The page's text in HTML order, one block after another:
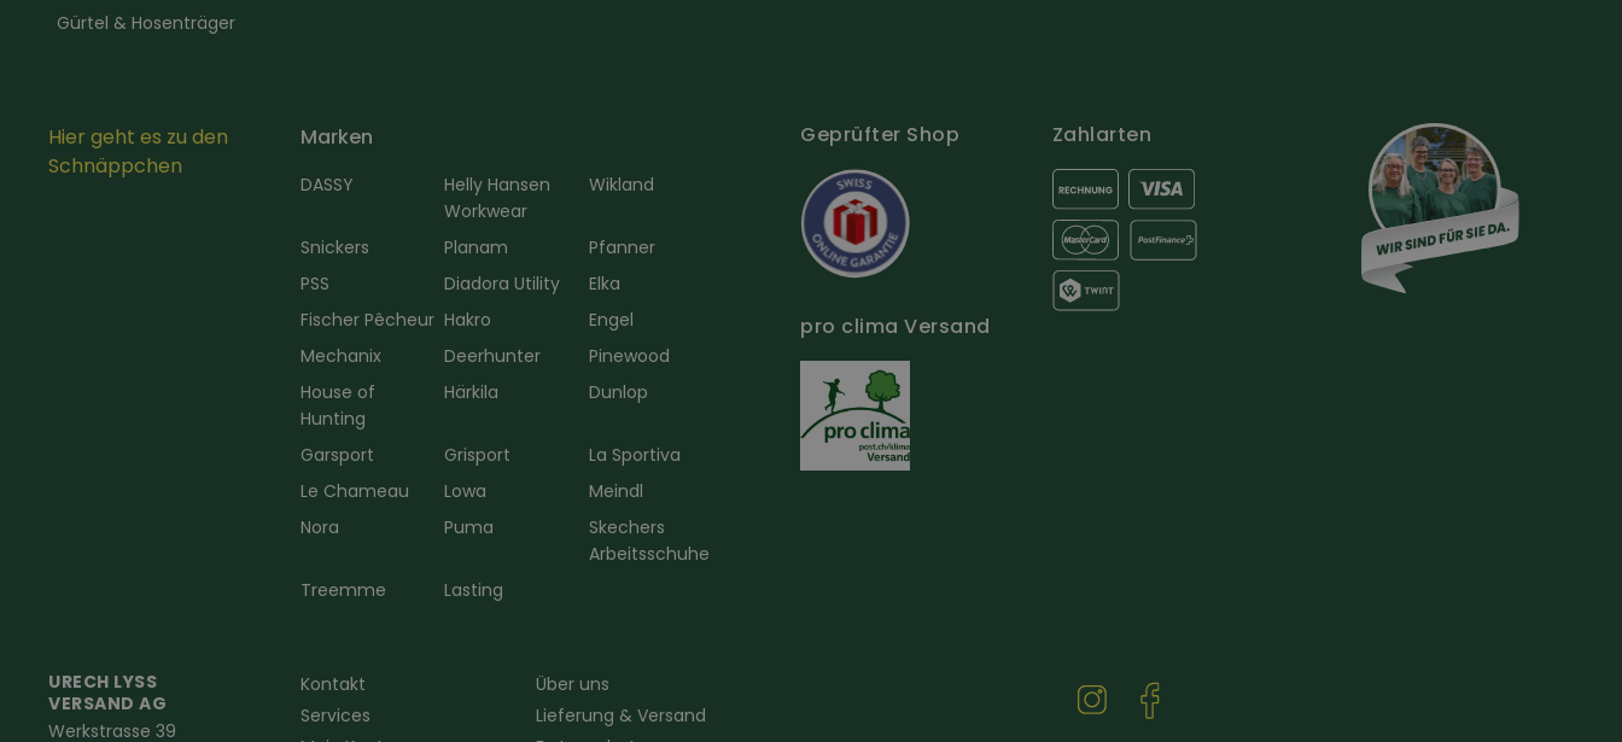
Gürtel & Hosenträger
Hier geht es zu den
Schnäppchen
Marken
DASSY
Helly Hansen
Workwear
Wikland
Snickers Planam
Pfanner
PSS
Diadora Utility
Elka
Fischer Pêcheur Hakro
Engel
Mechanix
Deerhunter
Pinewood
House of
Hunting
Härkila Dunlop
Garsport Grisport
La Sportiva
Le Chameau
Lowa
Meindl
Nora
Puma
Skechers
Arbeitsschuhe
Treemme
Lasting
Geprüfter Shop
pro clima Versand
Zahlarten
URECH LYSS
VERSAND AG
Werkstrasse 39
Kontakt
Über uns
Services
Lieferung & Versand